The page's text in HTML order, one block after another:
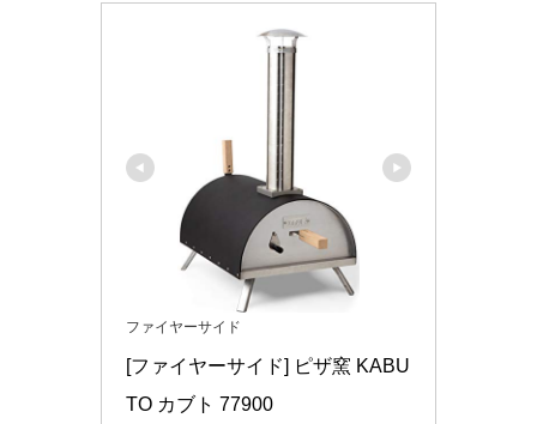
ファイヤーサイド
[ファイヤーサイド] ピザ窯 KABU
TO カブト 77900